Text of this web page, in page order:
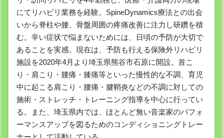
にてリハビリ業務を経験。SpineDynamics療法との出会
いから脊柱や腰、骨盤周囲の疼痛改善に注力し研鑽を積
む。辛い症状で悩まないためには、日頃の予防が大切で
あることを実感。現在は、予防も行える保険外リハビリ
施設を2020年4月より埼玉県熊谷市石原に開設。首こ
り・肩こり・腰痛・膝痛等といった慢性的な不調、育児
中に起こる肩こり・腰痛・腱鞘炎などの不調に対しての
施術・ストレッチ・トレーニング指導を中心に行ってい
る。また、埼玉県内では、ほとんど無い音楽家のパフォ
ーマンスアップを図るためのコンディショニングトレー